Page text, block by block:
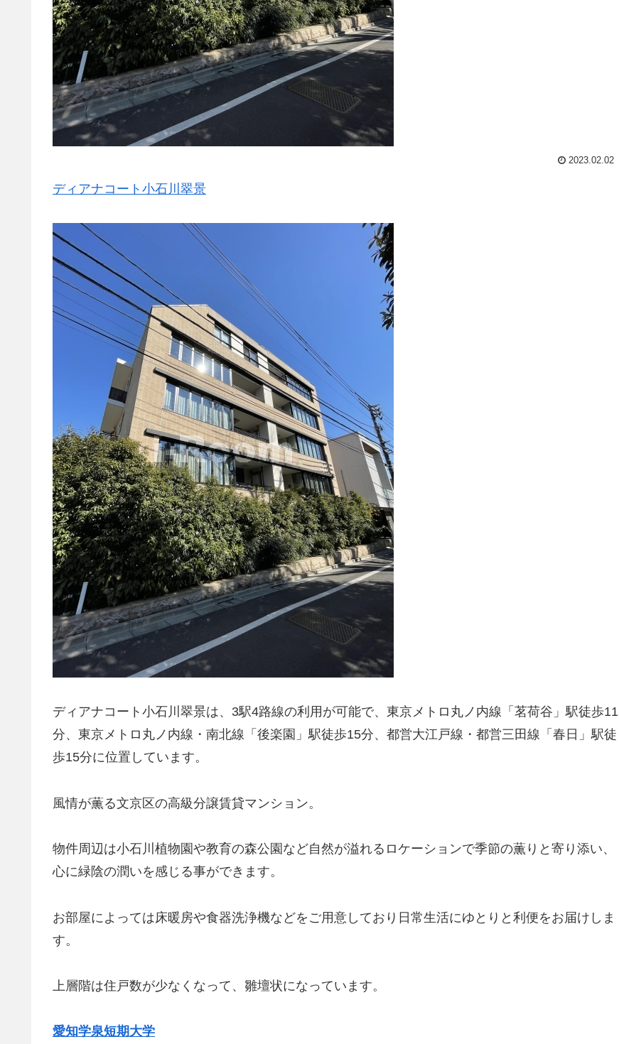
2023.02.02
ディアナコート小石川翠景
ディアナコート小石川翠景は、3駅4路線の利用が可能で、東京メトロ丸ノ内線「茗荷谷」駅徒歩11
分、東京メトロ丸ノ内線・南北線「後楽園」駅徒歩15分、都営大江戸線・都営三田線「春日」駅徒
歩15分に位置しています。
風情が薫る文京区の高級分譲賃貸マンション。
物件周辺は小石川植物園や教育の森公園など自然が溢れるロケーションで季節の薫りと寄り添い、
心に緑陰の潤いを感じる事ができます。
お部屋によっては床暖房や食器洗浄機などをご用意しており日常生活にゆとりと利便をお届けしま
す。
上層階は住戸数が少なくなって、雛壇状になっています。
愛知学泉短期大学